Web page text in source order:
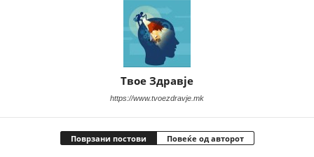
Твое Здравје
https://www.tvoezdravje.mk
Поврзани постови Повеќе од авторот